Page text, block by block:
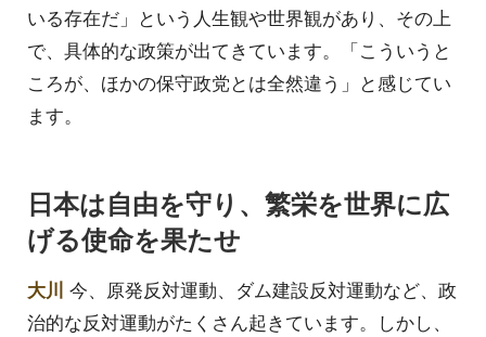
いる存在だ」という人生観や世界観があり、その上
で、具体的な政策が出てきています。「こういうと
ころが、ほかの保守政党とは全然違う」と感じてい
ます。
日本は自由を守り、繁栄を世界に広
げる使命を果たせ
大川 今、原発反対運動、ダム建設反対運動など、政
治的な反対運動がたくさん起きています。しかし、